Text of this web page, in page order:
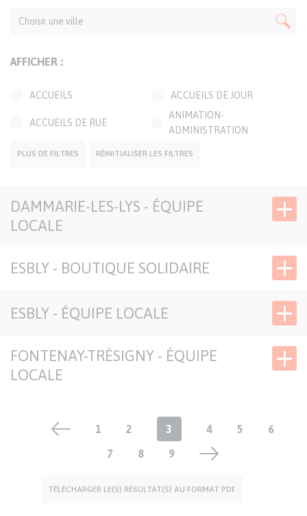
CARTE
AFFICHER :
ACCUEILS ACCUEILS DE JOUR
ACCUEILS DE RUE
ANIMATION-
ADMINISTRATION
BOUTIQUES SOLIDAIRES
CAFÉS SOLIDAIRES
GROUPES CONVIVIAUX
PERMANENCES LOCALES
TRANSPORTS
PLUS DE FILTRES RÉINITIALISER LES FILTRES
DAMMARIE-LES-LYS - ÉQUIPE
LOCALE
ESBLY - BOUTIQUE SOLIDAIRE
ESBLY - ÉQUIPE LOCALE
FONTENAY-TRÉSIGNY - ÉQUIPE
LOCALE
Pagination Page
1 Page
2
Page
courante
3 Page
4 Page
5 Page
6
Page
7 Page
8 Page
9
TÉLÉCHARGER LE(S) RÉSULTAT(S) AU FORMAT PDF